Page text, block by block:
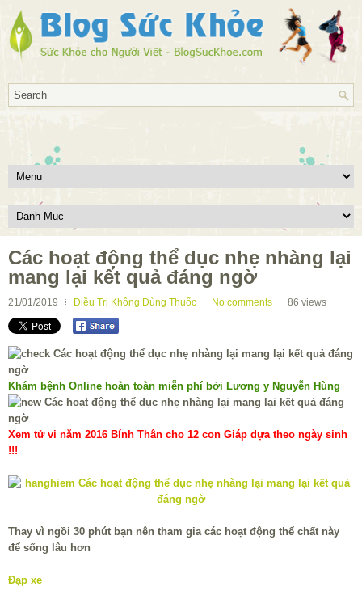
Các hoạt động thể dục nhẹ nhàng lại
mang lại kết quả đáng ngờ
21/01/2019 Điều Trị Không Dùng Thuốc No comments 86 views
Khám bệnh Online hoàn toàn miễn phí bởi Lương y Nguyễn Hùng
Xem tử vi năm 2016 Bính Thân cho 12 con Giáp dựa theo ngày sinh
!!!
Thay vì ngồi 30 phút bạn nên tham gia các hoạt động thể chất này
để sống lâu hơn
Đạp xe